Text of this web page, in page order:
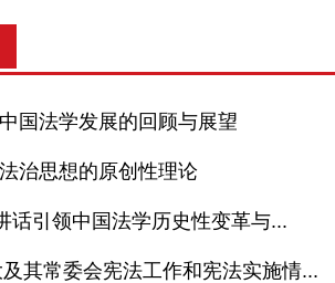
国法学发展的回顾与展望
治思想的原创性理论
话引领中国法学历史性变革与...
其常委会宪法工作和宪法实施情...